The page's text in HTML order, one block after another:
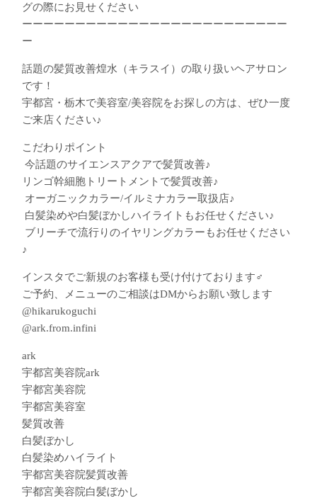
グの際にお見せください
ーーーーーーーーーーーーーーーーーーーーーーーーー
ー
話題の髪質改善煌水（キラスイ）の取り扱いヘアサロン
です！
宇都宮・栃木で美容室/美容院をお探しの方は、ぜひ一度
ご来店ください♪
こだわりポイント
︎ 今話題のサイエンスアクアで髪質改善♪
︎リンゴ幹細胞トリートメントで髪質改善♪
︎ オーガニックカラー/イルミナカラー取扱店♪
︎ 白髪染めや白髪ぼかしハイライトもお任せください♪
︎ ブリーチで流行りのイヤリングカラーもお任せください
♪
インスタでご新規のお客様も受け付けております‍♂️
ご予約、メニューのご相談はDMからお願い致します
@hikarukoguchi
@ark.from.infini
ark
宇都宮美容院ark
宇都宮美容院
宇都宮美容室
髪質改善
白髪ぼかし
白髪染めハイライト
宇都宮美容院髪質改善
宇都宮美容院白髪ぼかし